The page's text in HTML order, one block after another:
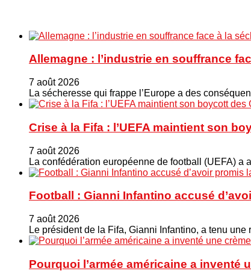
Allemagne : l’industrie en souffrance
7 août 2026
La sécheresse qui frappe l’Europe a des
Crise à la Fifa : l’UEFA maintient son
7 août 2026
La confédération européenne de football (UEFA)
Football : Gianni Infantino accusé
7 août 2026
Le président de la Fifa, Gianni Infantino, a tenu
Pourquoi l’armée américaine a inventé